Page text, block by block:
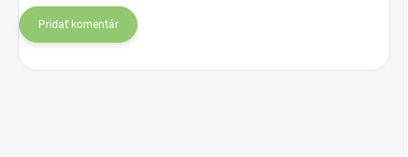
Pridať komentár